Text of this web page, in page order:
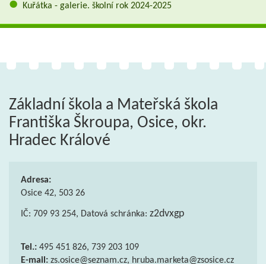
Kuřátka - galerie. školní rok 2024-2025
Základní škola a Mateřská škola
Františka Škroupa, Osice, okr.
Hradec Králové
Adresa:
Osice 42, 503 26
IČ: 709 93 254, Datová schránka: z2dvxgp
Tel.: 495 451 826, 739 203 109
E-mail: zs.osice@seznam.cz, hruba.marketa@zsosice.cz